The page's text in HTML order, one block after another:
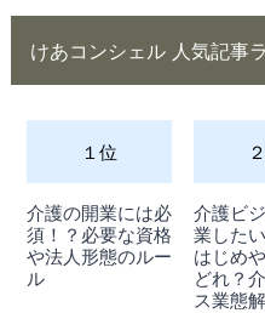
けあコンシェル 人気記事
１位
介護の開業には必
須！？必要な資格
や法人形態のルー
ル
介護ビ
業した
はじめ
どれ？
ス業態